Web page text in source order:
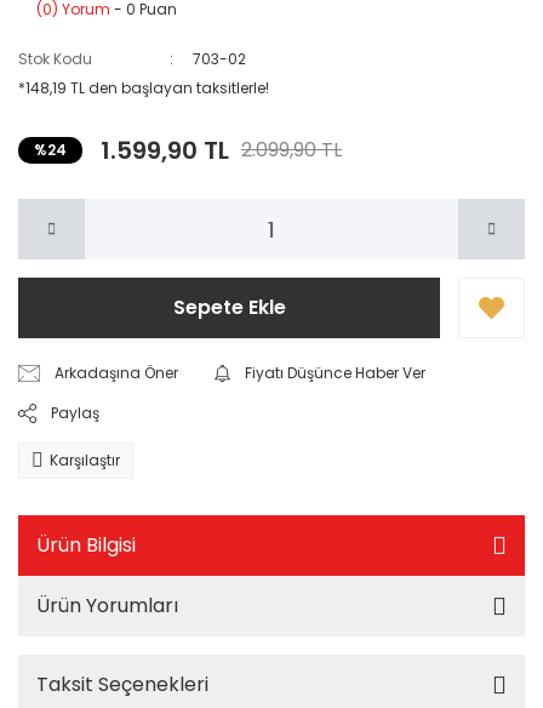
(0) Yorum - 0 Puan
Stok Kodu
703-02
*148,19 TL den başlayan taksitlerle!
%24 1.599,90 TL 2.099,90 TL
Sepete Ekle
Arkadaşına Öner
Fiyatı Düşünce Haber Ver
Paylaş
Karşılaştır
Ürün Bilgisi
Ürün Yorumları
Taksit Seçenekleri